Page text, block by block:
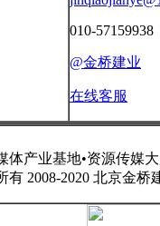
010-57159938
@金桥建业
在线客服
体产业基地•资源传媒
有 2008-2020 北京金